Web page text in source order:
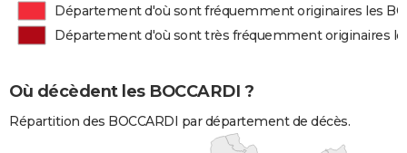
Département d'où sont fréquemment originaires les
Département d'où sont très fréquemment originaires
Où décèdent les BOCCARDI ?
Répartition des BOCCARDI par département de décès.